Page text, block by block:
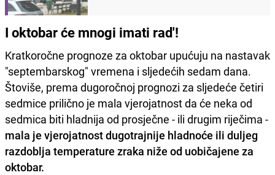
I oktobar će mnogi imati rad'!
Kratkoročne prognoze za oktobar upućuju na nastavak
"septembarskog" vremena i sljedećih sedam dana.
Štoviše, prema dugoročnoj prognozi za sljedeće četiri
sedmice prilično je mala vjerojatnost da će neka od
sedmica biti hladnija od prosječne - ili drugim riječima -
mala je vjerojatnost dugotrajnije hladnoće ili duljeg
razdoblja temperature zraka niže od uobičajene za
oktobar.